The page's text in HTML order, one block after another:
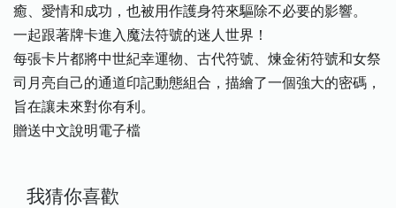
癒、愛情和成功，也被用作護身符來驅除不必要的影響。
一起跟著牌卡進入魔法符號的迷人世界！
每張卡片都將中世紀幸運物、古代符號、煉金術符號和女祭
司月亮自己的通道印記動態組合，描繪了一個強大的密碼，
旨在讓未來對你有利。
贈送中文說明電子檔
我猜你喜歡